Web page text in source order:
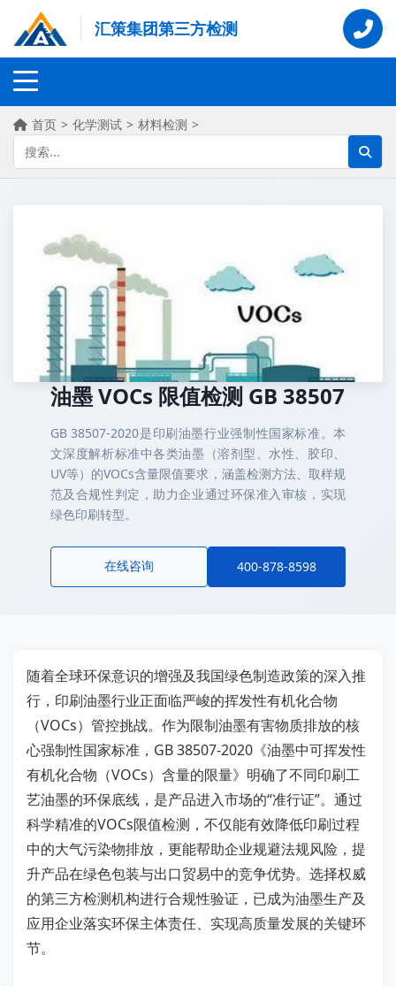
汇策集团第三方检测
首页 > 化学测试 > 材料检测 >
油墨 VOCs 限值检测 GB 38507
GB 38507-2020是印刷油墨行业强制性国家标准。本
文深度解析标准中各类油墨（溶剂型、水性、胶印、
UV等）的VOCs含量限值要求，涵盖检测方法、取样规
范及合规性判定，助力企业通过环保准入审核，实现
绿色印刷转型。
在线咨询 400-878-8598
随着全球环保意识的增强及我国绿色制造政策的深入推
行，印刷油墨行业正面临严峻的挥发性有机化合物
（VOCs）管控挑战。作为限制油墨有害物质排放的核
心强制性国家标准，GB 38507-2020《油墨中可挥发性
有机化合物（VOCs）含量的限量》明确了不同印刷工
艺油墨的环保底线，是产品进入市场的“准行证”。通过
科学精准的VOCs限值检测，不仅能有效降低印刷过程
中的大气污染物排放，更能帮助企业规避法规风险，提
升产品在绿色包装与出口贸易中的竞争优势。选择权威
的第三方检测机构进行合规性验证，已成为油墨生产及
应用企业落实环保主体责任、实现高质量发展的关键环
节。